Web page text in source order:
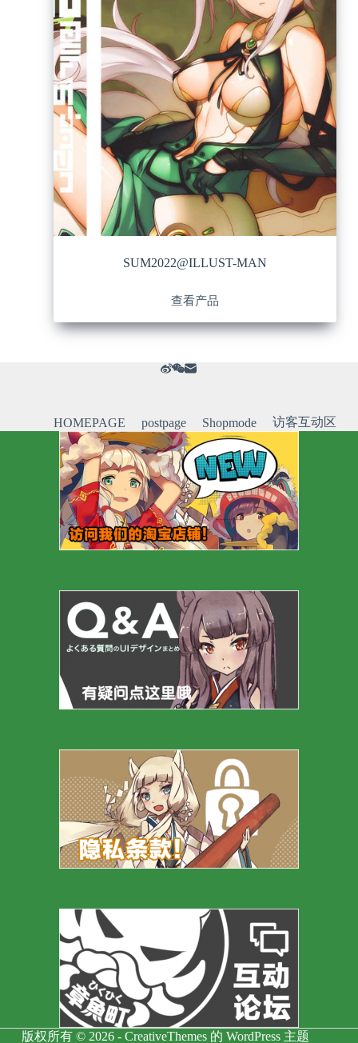
SUM2022@ILLUST-MAN
查看产品
HOMEPAGE postpage Shopmode 访客互动区
版权所有 © 2026 - CreativeThemes的 WordPress 主题